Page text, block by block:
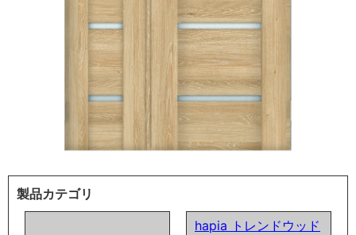
製品カテゴリ
hapia トレンドウッド